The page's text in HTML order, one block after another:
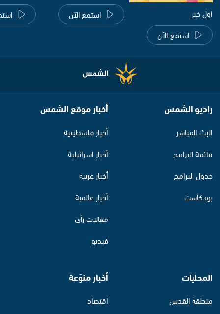
اول خبر
استمع الآن
استمع الآن
راديو الشمس
البث المباشر
قائمة البرامج
جدول البرامج
بودكاست
أخبار موقع الشمس
أخبار فلسطينية
أخبار اسرائيلية
أخبار عربية
أخبار عالمية
مقالات رأي
فيديو
المحليات
منطقة القدس
أخبار منوّعة
اقتصاد